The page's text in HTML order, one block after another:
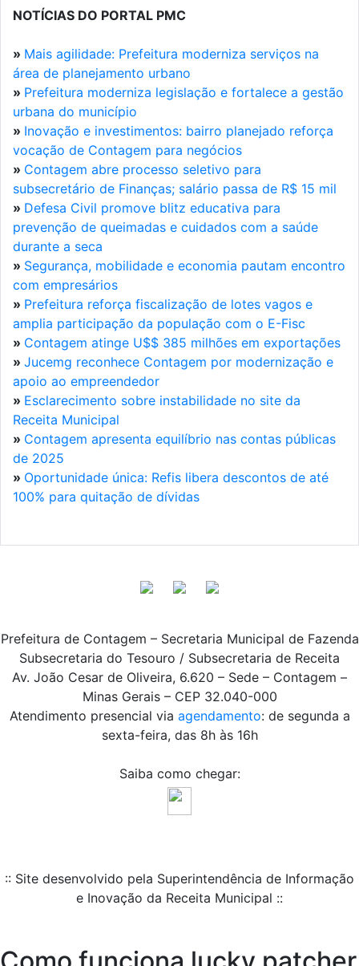
NOTÍCIAS DO PORTAL PMC
» Mais agilidade: Prefeitura moderniza serviços na
área de planejamento urbano
» Prefeitura moderniza legislação e fortalece a gestão
urbana do município
» Inovação e investimentos: bairro planejado reforça
vocação de Contagem para negócios
» Contagem abre processo seletivo para
subsecretário de Finanças; salário passa de R$ 15 mil
» Defesa Civil promove blitz educativa para
prevenção de queimadas e cuidados com a saúde
durante a seca
» Segurança, mobilidade e economia pautam encontro
com empresários
» Prefeitura reforça fiscalização de lotes vagos e
amplia participação da população com o E-Fisc
» Contagem atinge U$$ 385 milhões em exportações
» Jucemg reconhece Contagem por modernização e
apoio ao empreendedor
» Esclarecimento sobre instabilidade no site da
Receita Municipal
» Contagem apresenta equilíbrio nas contas públicas
de 2025
» Oportunidade única: Refis libera descontos de até
100% para quitação de dívidas
Prefeitura de Contagem – Secretaria Municipal de Fazenda
Subsecretaria do Tesouro / Subsecretaria de Receita
Av. João Cesar de Oliveira, 6.620 – Sede – Contagem –
Minas Gerais – CEP 32.040-000
Atendimento presencial via agendamento: de segunda a
sexta-feira, das 8h às 16h
Saiba como chegar:
:: Site desenvolvido pela Superintendência de Informação
e Inovação da Receita Municipal ::